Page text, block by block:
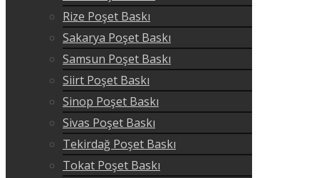
Rize Poşet Baskı
Sakarya Poşet Baskı
Samsun Poşet Baskı
Siirt Poşet Baskı
Sinop Poşet Baskı
Sivas Poşet Baskı
Tekirdağ Poşet Baskı
Tokat Poşet Baskı